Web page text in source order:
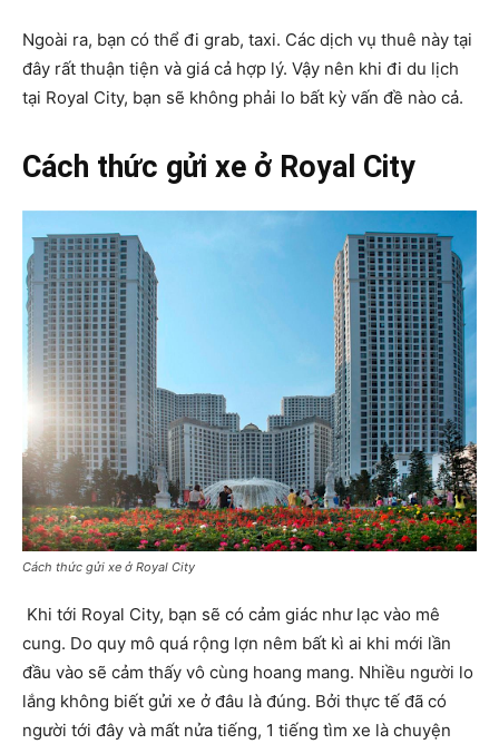
Ngoài ra, bạn có thể đi grab, taxi. Các dịch vụ thuê này tại
đây rất thuận tiện và giá cả hợp lý. Vậy nên khi đi du lịch
tại Royal City, bạn sẽ không phải lo bất kỳ vấn đề nào cả.
Cách thức gửi xe ở Royal City
Cách thức gửi xe ở Royal City
Khi tới Royal City, bạn sẽ có cảm giác như lạc vào mê
cung. Do quy mô quá rộng lợn nêm bất kì ai khi mới lần
đầu vào sẽ cảm thấy vô cùng hoang mang. Nhiều người lo
lắng không biết gửi xe ở đâu là đúng. Bởi thực tế đã có
người tới đây và mất nửa tiếng, 1 tiếng tìm xe là chuyện